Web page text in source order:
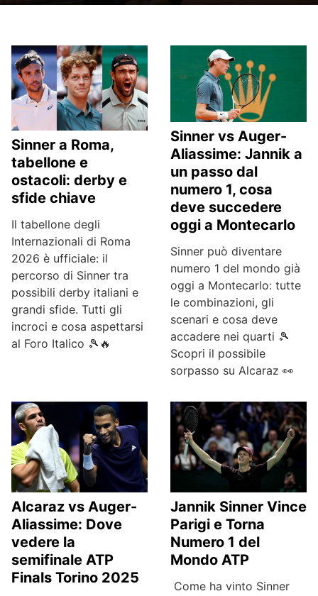
Sinner a Roma,
tabellone e
ostacoli: derby e
sfide chiave
Il tabellone degli
Internazionali di Roma
2026 è ufficiale: il
percorso di Sinner tra
possibili derby italiani e
grandi sfide. Tutti gli
incroci e cosa aspettarsi
al Foro Italico 🎾🔥
Sinner vs Auger-
Aliassime: Jannik a
un passo dal
numero 1, cosa
deve succedere
oggi a Montecarlo
Sinner può diventare
numero 1 del mondo già
oggi a Montecarlo: tutte
le combinazioni, gli
scenari e cosa deve
accadere nei quarti 🎾
Scopri il possibile
sorpasso su Alcaraz 👀
Alcaraz vs Auger-
Aliassime: Dove
vedere la
semifinale ATP
Finals Torino 2025
Jannik Sinner Vince
Parigi e Torna
Numero 1 del
Mondo ATP
Come ha vinto Sinner